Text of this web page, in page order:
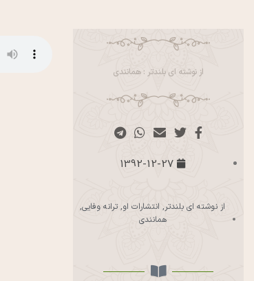
از نوشته ای بلندتر : همانندی
1392-12-27
از نوشته ای بلندتر, انتشارات او, ترانه وفایی,
همانندی